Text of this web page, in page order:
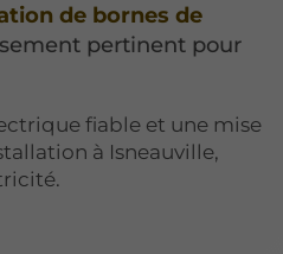
de bornes de
pertinent pour
fiable et une mise
à Isneauville,